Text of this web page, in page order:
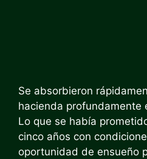
Se absorbieron
hacienda profundamente
Lo que se había
cinco años con
oportunidad de ensueño